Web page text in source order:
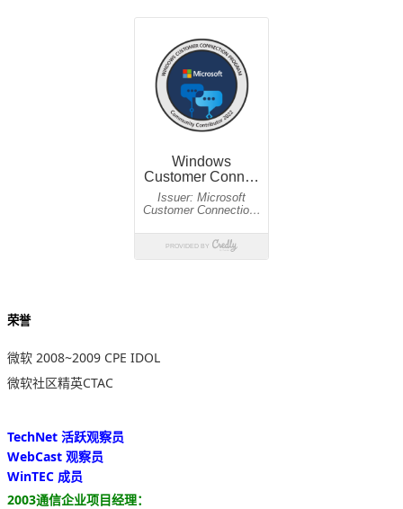
荣誉
微软 2008~2009 CPE IDOL
微软社区精英CTAC
TechNet 活跃观察员
WebCast 观察员
WinTEC 成员
2003通信企业项目经理：